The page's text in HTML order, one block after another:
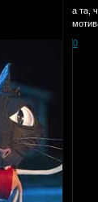
а та,
0